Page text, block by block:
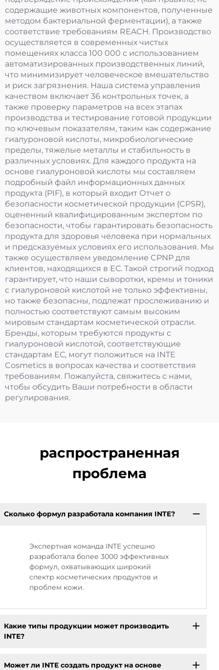
содержащие животных компонентов, полученные
методом бактериальной ферментации), а также
соответствие требованиям REACH. Производство
осуществляется в современных чистых
помещениях класса 100 000 с использованием
автоматизированных производственных линий,
что минимизирует человеческое вмешательство
и риск загрязнения. Наша система управления
качеством включает 36 контрольных точек, а
также проверку параметров на всех этапах
производства и тестирование готовой продукции
по ключевым показателям, таким как содержание
гиалуроновой кислоты, микробиологические
пределы, тяжелые металлы и стабильность в
различных условиях. Для каждого продукта на
основе гиалуроновой кислоты мы составляем
подробный файл информационных данных
продукта (PIF), в который входит Отчет о
безопасности косметической продукции (CPSR),
оцененный квалифицированным экспертом по
безопасности, чтобы гарантировать безопасность
продукта для здоровья человека при нормальных
и предсказуемых условиях его использования. Мы
также осуществляем уведомление CPNP для
клиентов, находящихся в ЕС. Такой строгий подход
гарантирует, что наши сыворотки, кремы и тоники
с гиалуроновой кислотой не только эффективны,
но также безопасны, подлежат прослеживанию и
полностью соответствуют самым высоким
мировым стандартам косметической отрасли.
Бренды, которым требуются продукты с
гиалуроновой кислотой, соответствующие
стандартам ЕС, могут положиться на INTE
Cosmetics в вопросах качества и соответствия
требованиям. Пожалуйста, свяжитесь с нами,
чтобы обсудить Ваши потребности в области
регулирования.
распространенная
проблема
Сколько формул разработала компания INTE?
Экспертная команда INTE успешно
разработала более 3000 эффективных
формул, охватывающих широкий
спектр косметических продуктов и
проблем кожи.
Какие типы продукции может производить
INTE?
Может ли INTE создать продукт на основе